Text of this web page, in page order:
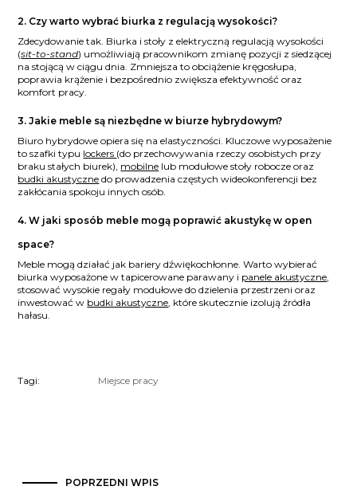
2. Czy warto wybrać biurka z regulacją wysokości?
Zdecydowanie tak. Biurka i stoły z elektryczną regulacją wysokości
(sit-to-stand) umożliwiają pracownikom zmianę pozycji z siedzącej
na stojącą w ciągu dnia. Zmniejsza to obciążenie kręgosłupa,
poprawia krążenie i bezpośrednio zwiększa efektywność oraz
komfort pracy.
3. Jakie meble są niezbędne w biurze hybrydowym?
Biuro hybrydowe opiera się na elastyczności. Kluczowe wyposażenie
to szafki typu lockers (do przechowywania rzeczy osobistych przy
braku stałych biurek), mobilne lub modułowe stoły robocze oraz
budki akustyczne do prowadzenia częstych wideokonferencji bez
zakłócania spokoju innych osób.
4. W jaki sposób meble mogą poprawić akustykę w open
space?
Meble mogą działać jak bariery dźwiękochłonne. Warto wybierać
biurka wyposażone w tapicerowane parawany i panele akustyczne,
stosować wysokie regały modułowe do dzielenia przestrzeni oraz
inwestować w budki akustyczne, które skutecznie izolują źródła
hałasu.
Tagi: Miejsce pracy
POPRZEDNI WPIS